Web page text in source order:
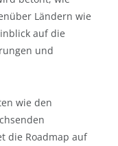
Ländern wie
auf die
und
wie den
die Roadmap auf